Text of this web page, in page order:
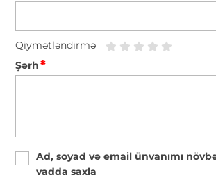
Qiymətləndirmə
Şərh*
Ad, soyad və email ünvanımı
yadda saxla